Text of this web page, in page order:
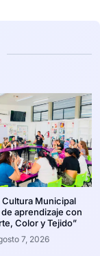
Cultura Municipal
aprendizaje con
Color y Tejido”
7, 2026